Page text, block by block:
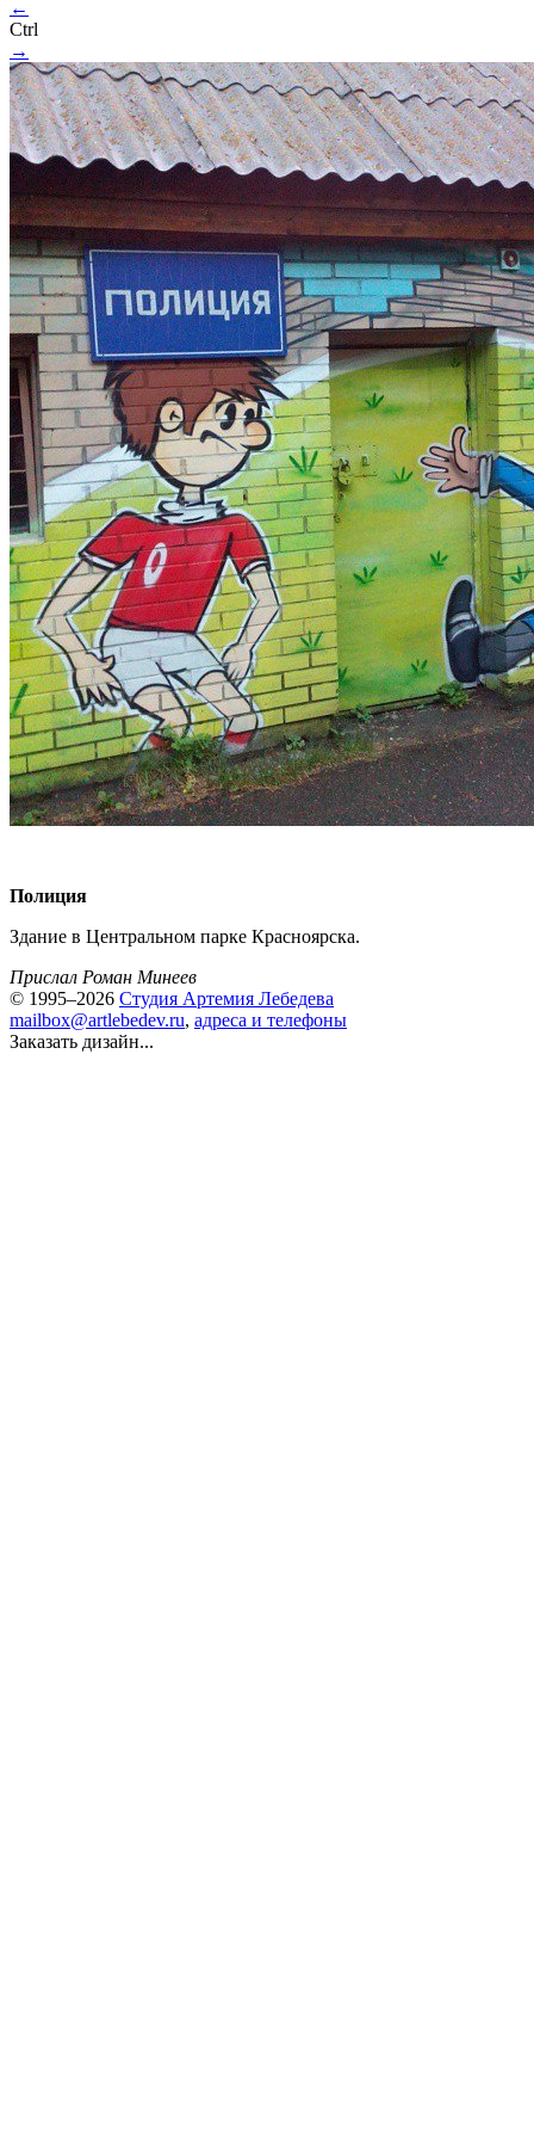
←
Ctrl
→
Полиция
Здание в Центральном парке Красноярска.
Прислал Роман Минеев
© 1995–2026 Студия Артемия Лебедева
mailbox@artlebedev.ru, адреса и телефоны
Заказать дизайн...